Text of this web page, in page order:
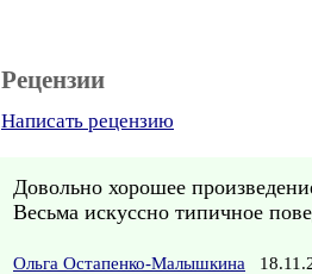
Рецензии
Написать рецензию
Довольно хорошее
Весьма искуссно типичное
Ольга Остапенко-Малышкина